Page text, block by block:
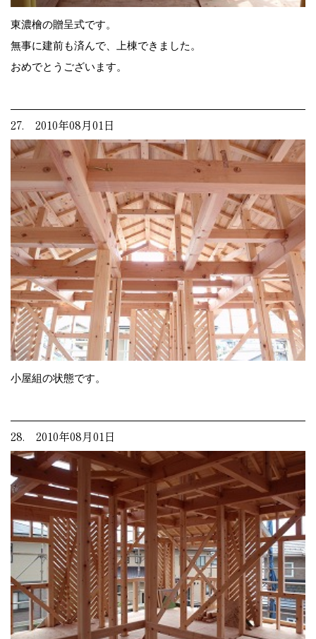
東濃檜の贈呈式です。
無事に建前も済んで、上棟できました。
おめでとうございます。
27. 2010年08月01日
小屋組の状態です。
28. 2010年08月01日